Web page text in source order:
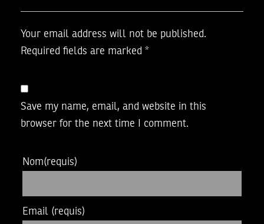
Your email address will not be published.
Required fields are marked *
Save my name, email, and website in this
browser for the next time I comment.
Nom(requis)
Email (requis)